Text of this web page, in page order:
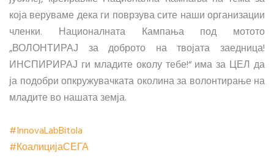
која веруваме дека ги поврзува сите наши организации
членки. Националната Кампања под мотото
„ВОЛОНТИРАЈ за доброто на твојата заедница!
ИНСПИРИРАЈ ги младите околу тебе!“ има за ЦЕЛ да
ја подобри опкружувачката околина за волонтирање на
младите во нашата земја.
#InnovaLabBitola
#КоалицијаСЕГА